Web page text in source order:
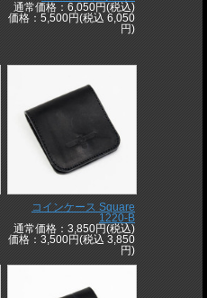
通常価格：6,050円(税込)
価格：5,500円(税込 6,050
円)
コインケース Square
1220-B
通常価格：3,850円(税込)
価格：3,500円(税込 3,850
円)